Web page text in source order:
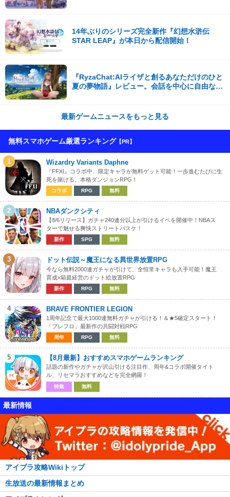
14年ぶりのシリーズ完全新作『幻想水滸伝
STAR LEAP』が本日から配信開始！
『RyzaChat:AIライザと創るあなただけのひと
夏の夢物語』レビュー。会話を中心に自由な冒
最新ゲームニュースをもっと見る
無料スマホゲーム厳選ランキング 【PR】
1 Wizardry Variants Daphne
『FFXI』コラボ中、限定キャラが無料ゲット可能！一歩進むたびに生
死を賭ける、本格ダンジョンRPG！
コラボ RPG 無料
2 NBAダンクシティ
【8/6リリース】ガチャ240連分以上が引けるイベを開催中！NBAス
ターで魅せる爽快ストリートバスケ！
新作 SPG 無料
3 ドット伝説～魔王になる異世界放置RPG
今なら無料2000連ガチャが引けて、全恒常キャラも入手可能！魔王
育成×箱庭経営のドット絵放置RPG
新作 RPG 無料
4 BRAVE FRONTIER LEGION
1周年記念で最大1000連無料ガチャが引ける！＆★5確定スタート！
「ブレフロ」最新作の共闘対戦RPG
周年 RPG 無料
5 【8月最新】おすすめスマホゲームランキング
話題の新作やガチャが沢山引ける注目作、周年&コラボ開催タイト
ル、リセマラおすすめなどを完全網羅！
特集 無料
最新情報
アイプラ攻略Wikiトップ
生放送の最新情報まとめ